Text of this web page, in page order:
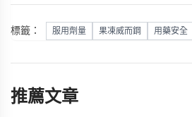
標籤： 服用劑量 果凍威而鋼 用藥安全
推薦文章